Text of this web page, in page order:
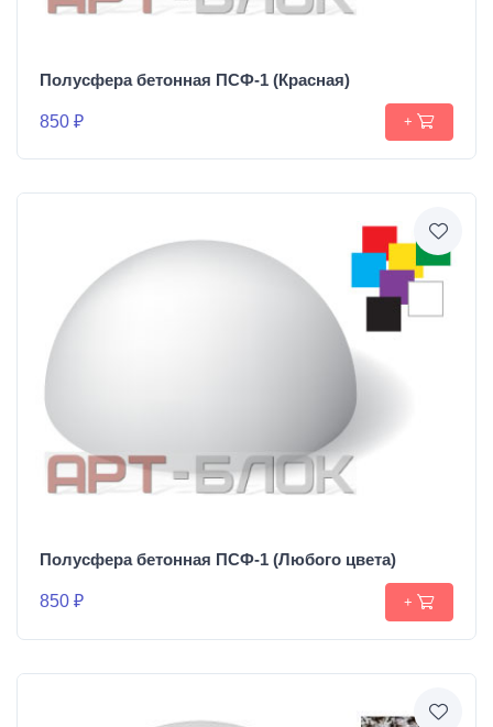
Полусфера бетонная ПСФ-1 (Красная)
850 ₽ +
Полусфера бетонная ПСФ-1 (Любого цвета)
850 ₽ +